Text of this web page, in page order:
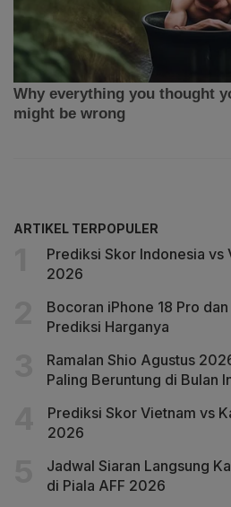
ARTIKEL TERPOPULER
Prediksi Skor Indonesia vs
2026
Bocoran iPhone 18 Pro
Prediksi Harganya
Ramalan Shio Agustus
Paling Beruntung di Bulan
Prediksi Skor Vietnam vs
2026
Jadwal Siaran Langsung
di Piala AFF 2026